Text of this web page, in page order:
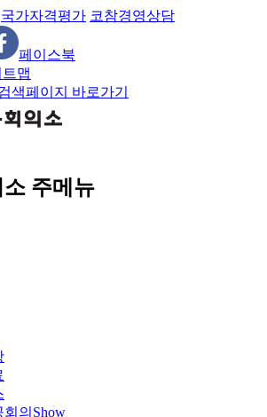
국가자격평가 코참경영상담
페이스북
맵
색페이지 바로가기
주메뉴
회의Show